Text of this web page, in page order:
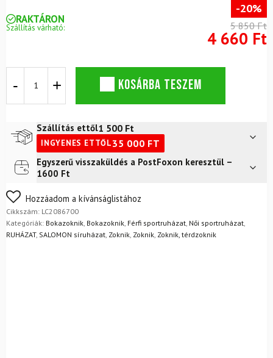
RAKTÁRON
Szállítás várható:
-20%
5 850 Ft
4 660 Ft
Everyday
szett
fekete/fehér
zokni
mennyiség
KOSÁRBA TESZEM
Szállítás ettől1 500 Ft
INGYENES ETTŐL35 000 FT
Futár a címre2 400
FoxPost
Egyszerű visszaküldés a PostFoxon keresztül –
1600 Ft
Nem biztos a választásában? Semmi gond – a terméket
egyszerűen visszaküldheti 14 napon belül, indoklás nélkül.
Mik a visszaküldés feltételei?
Hozzáadom a kívánságlistához
Cikkszám: LC2086700
Kategóriák: Bokazoknik Bokazoknik Férfi sportruházat Női sportruházat
RUHÁZAT, SALOMON síruházat Zoknik Zoknik Zoknik, térdzoknik